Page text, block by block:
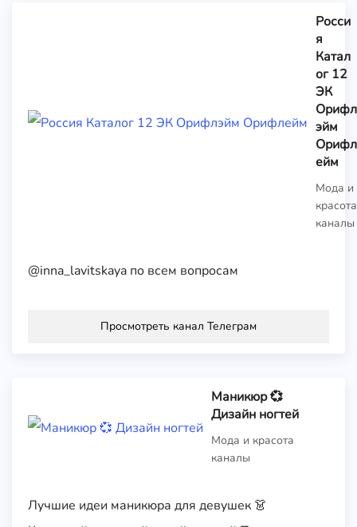
Росси
я
Катал
ог 12
ЭК
Орифл
эйм
Орифл
ейм
Мода и
красота
каналы
@inna_lavitskaya по всем вопросам
Просмотреть канал Телеграм
Маникюр 💞
Дизайн ногтей
Мода и красота
каналы
Лучшие идеи маникюра для девушек 👗